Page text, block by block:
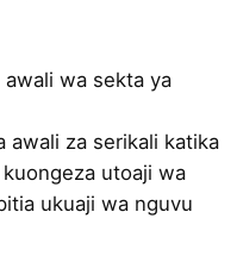
awali wa sekta ya
awali za serikali katika
utoaji wa
ukuaji wa nguvu